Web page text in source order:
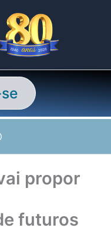
propor
futuros